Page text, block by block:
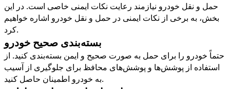
حمل و نقل خودرو نیازمند رعایت نکات ایمنی خاصی است. در این
بخش، به برخی از نکات ایمنی در حمل و نقل خودرو اشاره خواهیم
کرد.
بسته‌بندی صحیح خودرو
حتماً خودرو را برای حمل به صورت صحیح و ایمن بسته‌بندی کنید. از
استفاده از پوشش‌ها و پوشش‌های محافظ برای جلوگیری از آسیب
به خودرو اطمینان حاصل کنید.